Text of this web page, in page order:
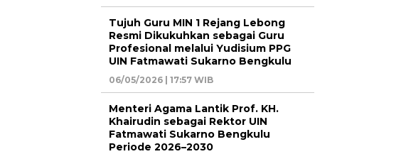
Tujuh Guru MIN 1 Rejang Lebong
Resmi Dikukuhkan sebagai Guru
Profesional melalui Yudisium PPG
UIN Fatmawati Sukarno Bengkulu
06/05/2026 | 17:57 WIB
Menteri Agama Lantik Prof. KH.
Khairudin sebagai Rektor UIN
Fatmawati Sukarno Bengkulu
Periode 2026–2030